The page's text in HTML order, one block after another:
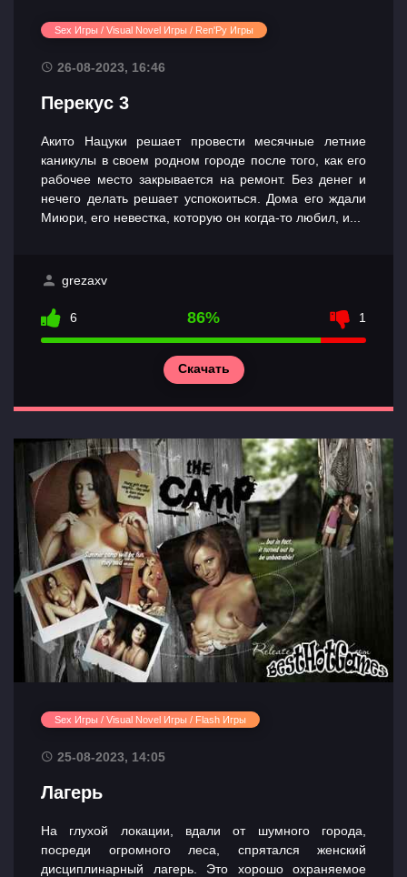
Sex Игры / Visual Novel Игры / Ren'Py Игры
26-08-2023, 16:46
Перекус 3
Акито Нацуки решает провести месячные летние
каникулы в своем родном городе после того, как его
рабочее место закрывается на ремонт. Без денег и
нечего делать решает успокоиться. Дома его ждали
Миюри, его невестка, которую он когда-то любил, и...
grezaxv
6 86% 1
Скачать
Sex Игры / Visual Novel Игры / Flash Игры
25-08-2023, 14:05
Лагерь
На глухой локации, вдали от шумного города,
посреди огромного леса, спрятался женский
дисциплинарный лагерь. Это хорошо охраняемое